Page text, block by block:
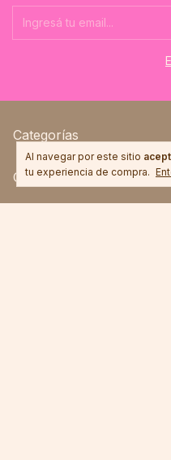
Al navegar por este sitio
tu experiencia de compra.
Categorías
Contactános